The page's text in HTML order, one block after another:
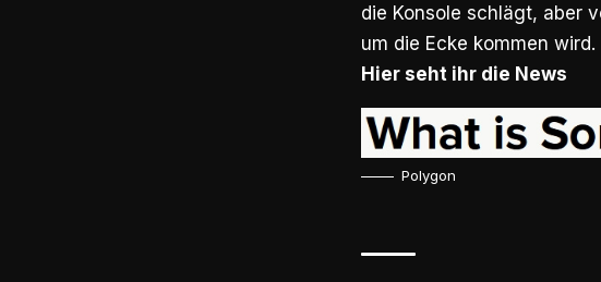
die Konsole schlägt, aber
um die Ecke kommen wird.
Hier seht ihr die News
Polygon